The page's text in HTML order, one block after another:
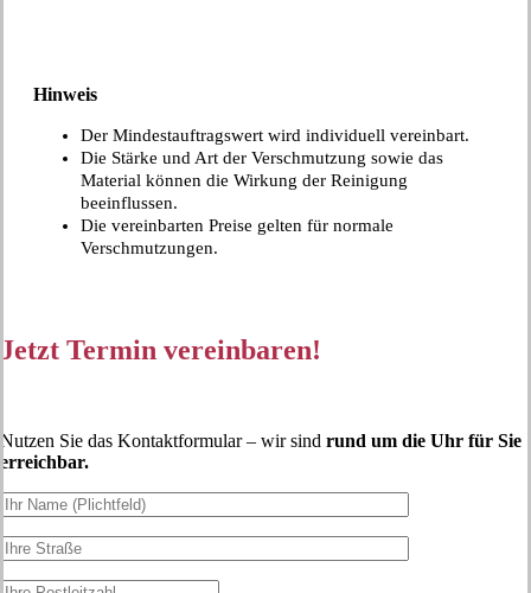
Hinweis
Der Mindestauftragswert wird individuell vereinbart.
Die Stärke und Art der Verschmutzung sowie das
Material können die Wirkung der Reinigung
beeinflussen.
Die vereinbarten Preise gelten für normale
Verschmutzungen.
Jetzt Termin vereinbaren!
Nutzen Sie das Kontaktformular – wir sind rund um die Uhr für Sie
erreichbar.